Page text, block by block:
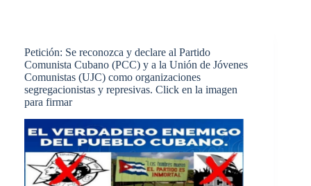
Petición: Se reconozca y declare al Partido
Comunista Cubano (PCC) y a la Unión de Jóvenes
Comunistas (UJC) como organizaciones
segregacionistas y represivas. Click en la imagen
para firmar